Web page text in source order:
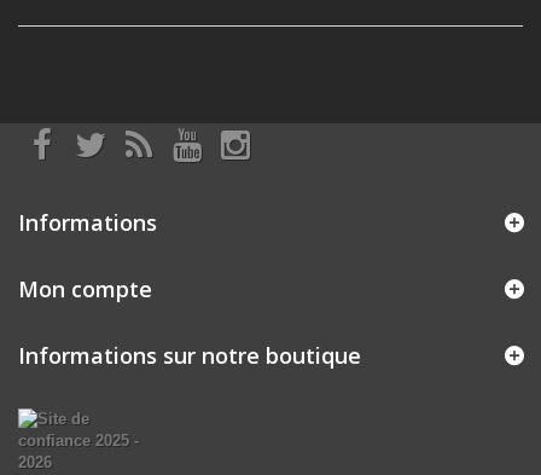
Informations
Mon compte
Informations sur notre boutique